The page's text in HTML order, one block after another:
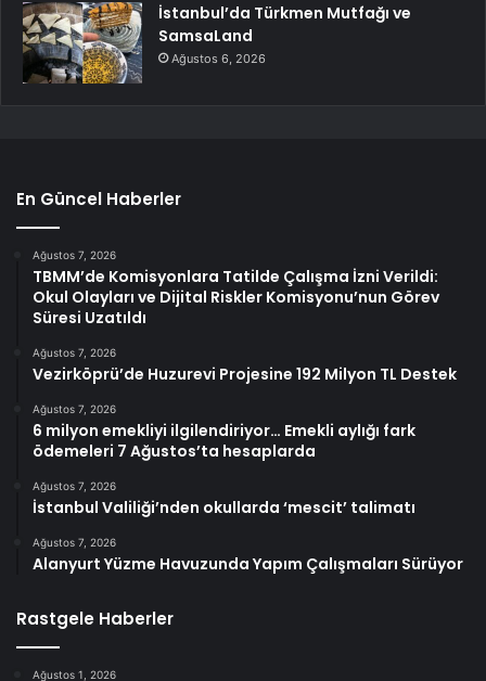
İstanbul’da Türkmen Mutfağı ve
SamsaLand
Ağustos 6, 2026
En Güncel Haberler
Ağustos 7, 2026
TBMM’de Komisyonlara Tatilde Çalışma İzni Verildi:
Okul Olayları ve Dijital Riskler Komisyonu’nun Görev
Süresi Uzatıldı
Ağustos 7, 2026
Vezirköprü’de Huzurevi Projesine 192 Milyon TL Destek
Ağustos 7, 2026
6 milyon emekliyi ilgilendiriyor… Emekli aylığı fark
ödemeleri 7 Ağustos’ta hesaplarda
Ağustos 7, 2026
İstanbul Valiliği’nden okullarda ‘mescit’ talimatı
Ağustos 7, 2026
Alanyurt Yüzme Havuzunda Yapım Çalışmaları Sürüyor
Rastgele Haberler
Ağustos 1, 2026